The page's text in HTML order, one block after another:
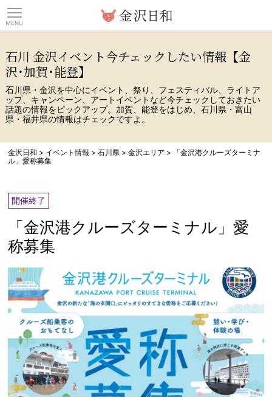
石川 金沢イベント今チェックしたい情報【金
沢･加賀･能登】
石川県・金沢を中心にイベント、祭り、フェスティバル、ライトア
ップ、キャンペーン、アートイベントなど今チェックしておきたい
話題の情報をピックアップ。加賀、能登をはじめ、石川県・富山
県・福井県の情報はチェックですよ。
金沢日和 > イベント情報 >石川県 >金沢エリア >
「金沢港クルーズターミナ
ル」愛称募集
開催終了
「金沢港クルーズターミナル」愛
称募集